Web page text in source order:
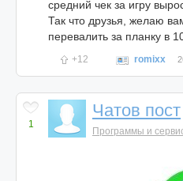
средний чек за игру
Так что друзья, желаю
перевалить за планку в
+12 romixx
Чатов пост
1
Программы и